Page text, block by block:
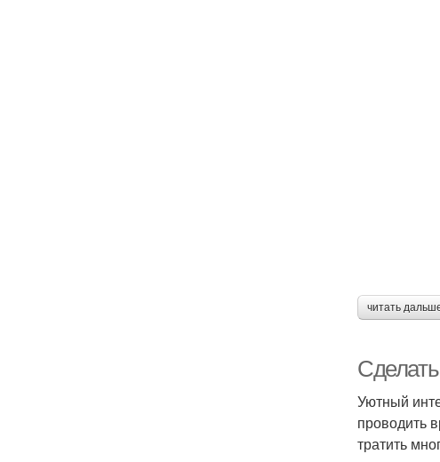
читать
Уютный
проводить
тратить